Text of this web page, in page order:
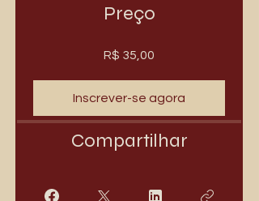
Preço
R$ 35,00
Inscrever-se agora
Compartilhar